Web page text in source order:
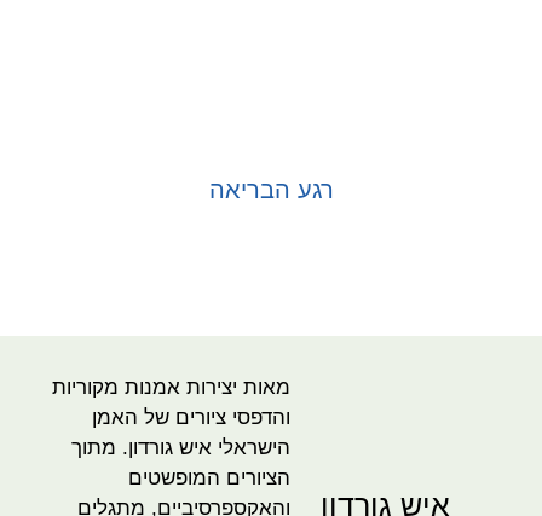
רגע הבריאה
איש גורדון
מאות יצירות אמנות מקוריות
והדפסי ציורים של האמן
הישראלי איש גורדון. מתוך
הציורים המופשטים
והאקספרסיביים, מתגלים